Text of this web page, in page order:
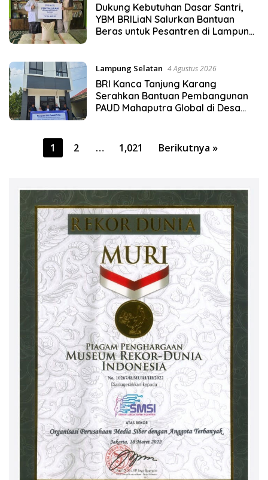
Dukung Kebutuhan Dasar Santri,
YBM BRILiaN Salurkan Bantuan
Beras untuk Pesantren di Lampung
Lampung Selatan 4 Agustus 2026
BRI Kanca Tanjung Karang
Serahkan Bantuan Pembangunan
PAUD Mahaputra Global di Desa
Paginasi
1 2 … 1,021 Berikutnya »